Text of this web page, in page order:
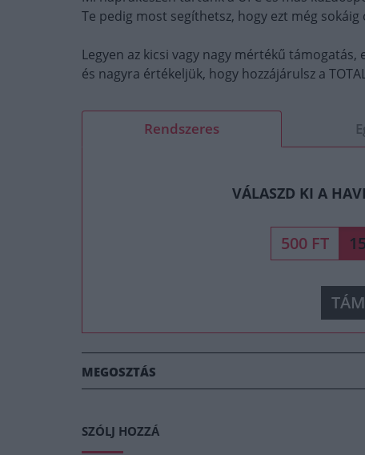
Te pedig most segíthetsz, hogy ezt még sokáig
Legyen az kicsi vagy nagy mértékű
és nagyra értékeljük, hogy hozzájárulsz a
Rendszeres
VÁLASZD KI A
500 FT
MEGOSZTÁS
SZÓLJ HOZZÁ